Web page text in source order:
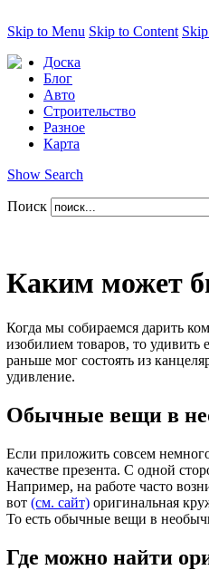
Skip to Menu Skip to Content
Доска
Блог
Авто
Строительство
Разное
Карта
Show Search
Поиск
Каким может
Когда мы собираемся дарить
изобилием товаров, то удивить
раньше мог состоять из
удивление.
Обычные вещи в
Если приложить совсем
качестве презента. С одной
Например, на работе часто
вот (см. сайт) оригинальная
То есть обычные вещи в
Где можно найти